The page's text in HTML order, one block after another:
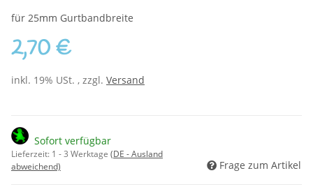
für 25mm Gurtbandbreite
2,70 €
inkl. 19% USt. , zzgl. Versand
Sofort verfügbar
Lieferzeit: 1 - 3 Werktage (DE - Ausland
abweichend)
Frage zum Artikel